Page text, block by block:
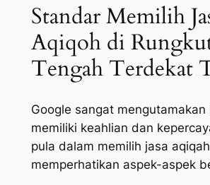
Standar Memilih
Aqiqoh di
Tengah Terdekat
Google sangat mengutamakan
memiliki keahlian dan
pula dalam memilih jasa
memperhatikan aspek-aspek